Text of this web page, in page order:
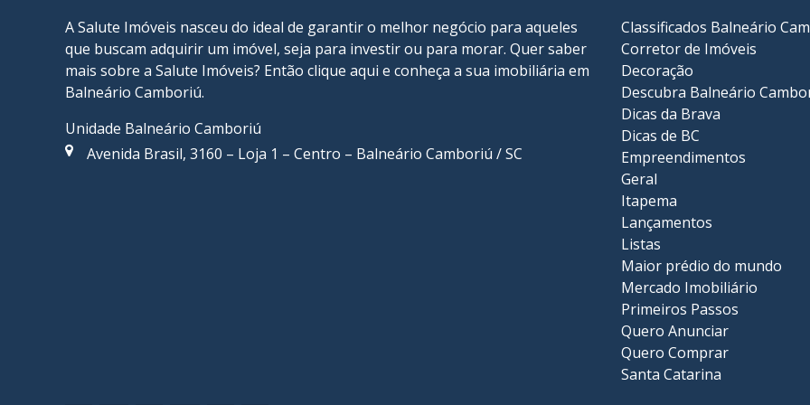
A Salute Imóveis nasceu do ideal de garantir o melhor negócio para aqueles
que buscam adquirir um imóvel, seja para investir ou para morar. Quer saber
mais sobre a Salute Imóveis? Então clique aqui e conheça a sua imobiliária em
Balneário Camboriú.
Unidade Balneário Camboriú
Avenida Brasil, 3160 – Loja 1 – Centro – Balneário Camboriú / SC
Classificados Balneário
Corretor de Imóveis
Decoração
Descubra Balneário
Dicas da Brava
Dicas de BC
Empreendimentos
Geral
Itapema
Lançamentos
Listas
Maior prédio do mundo
Mercado Imobiliário
Primeiros Passos
Quero Anunciar
Quero Comprar
Santa Catarina